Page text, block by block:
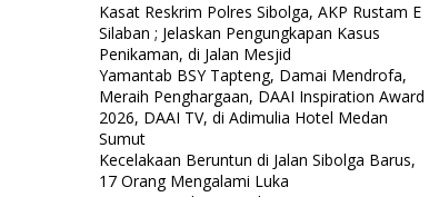
Kasat Reskrim Polres Sibolga, AKP Rustam E
Silaban ; Jelaskan Pengungkapan Kasus
Penikaman, di Jalan Mesjid
Yamantab BSY Tapteng, Damai Mendrofa,
Meraih Penghargaan, DAAI Inspiration Award
2026, DAAI TV, di Adimulia Hotel Medan
Sumut
Kecelakaan Beruntun di Jalan Sibolga Barus,
17 Orang Mengalami Luka